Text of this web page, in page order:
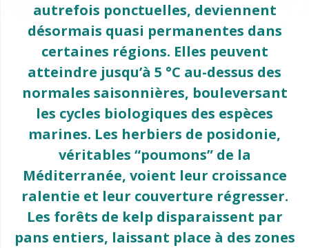
autrefois ponctuelles, deviennent
désormais quasi permanentes dans
certaines régions. Elles peuvent
atteindre jusqu’à 5 °C au-dessus des
normales saisonnières, bouleversant
les cycles biologiques des espèces
marines. Les herbiers de posidonie,
véritables “poumons” de la
Méditerranée, voient leur croissance
ralentie et leur couverture régresser.
Les forêts de kelp disparaissent par
pans entiers, laissant place à des zones